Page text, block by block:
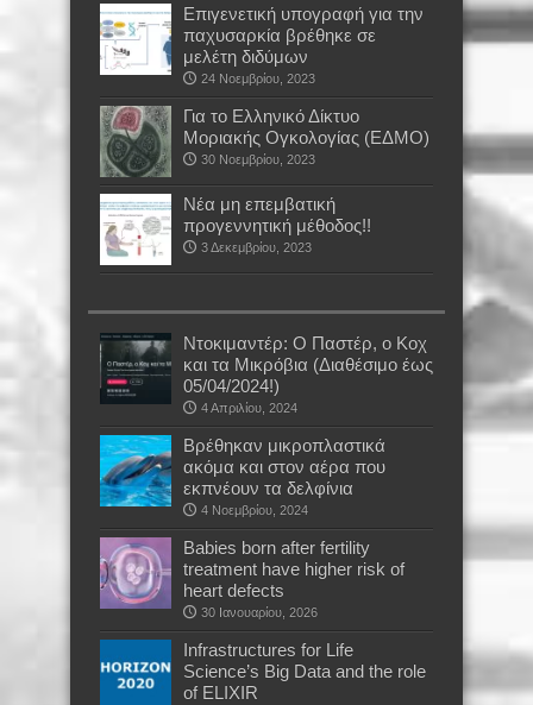
Επιγενετική υπογραφή για την
παχυσαρκία βρέθηκε σε
μελέτη διδύμων
24 Νοεμβρίου, 2023
Για το Ελληνικό Δίκτυο
Μοριακής Ογκολογίας (ΕΔΜΟ)
30 Νοεμβρίου, 2023
Νέα μη επεμβατική
προγεννητική μέθοδος!!
3 Δεκεμβρίου, 2023
Ντοκιμαντέρ: Ο Παστέρ, ο Κοχ
και τα Μικρόβια (Διαθέσιμο έως
05/04/2024!)
4 Απριλίου, 2024
Βρέθηκαν μικροπλαστικά
ακόμα και στον αέρα που
εκπνέουν τα δελφίνια
4 Νοεμβρίου, 2024
Babies born after fertility
treatment have higher risk of
heart defects
30 Ιανουαρίου, 2026
Infrastructures for Life
Science’s Big Data and the role
of ELIXIR